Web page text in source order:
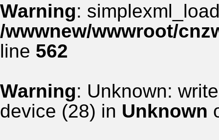
Warning:
/wwwnew/wwwroot/
line 562
Warning: Unknown:
device (28) in Unknown